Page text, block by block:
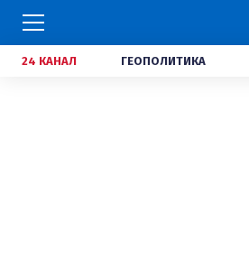
24 КАНАЛ ГЕОПОЛИТИКА